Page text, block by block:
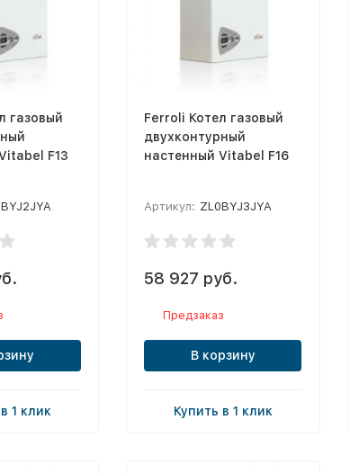
газовый
F13
1 клик
Ferroli Котел газовый
двухконтурный
настенный Vitabel F16
Артикул: ZL0BYJ3JYA
58 927 руб.
Предзаказ
В корзину
Купить в 1 клик